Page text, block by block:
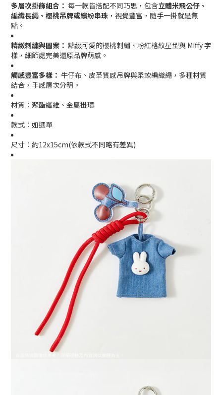
多層次掛飾組合： 每一款皆搭配不同巧思，包含立體米飛公仔、
編織長繩、櫻桃吊牌或繽紛串珠 ，視覺豐富，隨手一掛就是焦
點。
精緻刺繡與圖案： 點綴可愛的櫻桃刺繡、粉紅格紋星型與 Miffy 字
樣，細節處完美還原品牌萌感。
觸感豐富多樣： 牛仔布、皮革質感吊牌與柔軟編織繩，多種材質
結合，手感層次分明。
材質：聚酯纖維、金屬掛環
款式：如選單
尺寸：約12x15cm(依款式不同略有差異)